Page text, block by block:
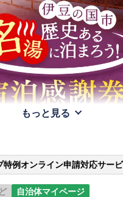
もっと見る
特例オンライン申請対応サー
自治体マイページ